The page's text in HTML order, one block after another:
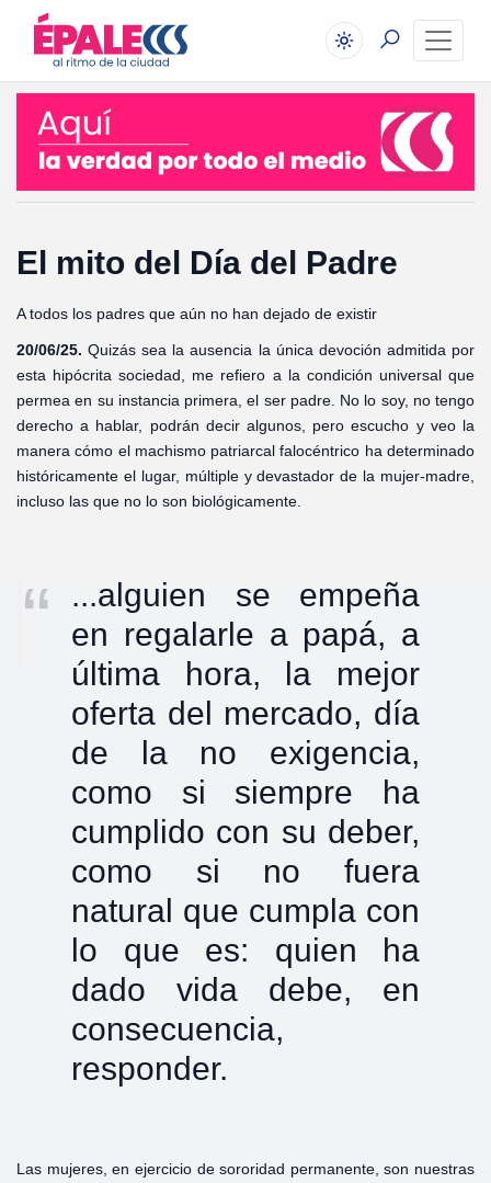
El mito del Día del Padre
A todos los padres que aún no han dejado de existir
20/06/25. Quizás sea la ausencia la única devoción admitida por
esta hipócrita sociedad, me refiero a la condición universal que
permea en su instancia primera, el ser padre. No lo soy, no tengo
derecho a hablar, podrán decir algunos, pero escucho y veo la
manera cómo el machismo patriarcal falocéntrico ha determinado
históricamente el lugar, múltiple y devastador de la mujer-madre,
incluso las que no lo son biológicamente.
...alguien se empeña
en regalarle a papá, a
última hora, la mejor
oferta del mercado, día
de la no exigencia,
como si siempre ha
cumplido con su deber,
como si no fuera
natural que cumpla con
lo que es: quien ha
dado vida debe, en
consecuencia,
responder.
Las mujeres, en ejercicio de sororidad permanente, son nuestras